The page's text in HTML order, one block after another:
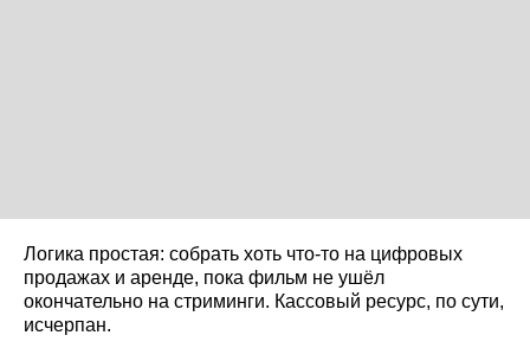
Логика простая: собрать хоть что-то на цифровых
продажах и аренде, пока фильм не ушёл
окончательно на стриминги. Кассовый ресурс, по сути,
исчерпан.